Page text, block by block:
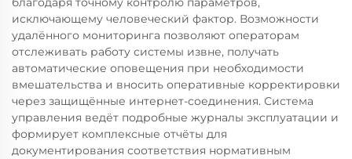
исключающему человеческий фактор. Возможности
удалённого мониторинга позволяют операторам
отслеживать работу системы извне, получать
автоматические оповещения при необходимости
вмешательства и вносить оперативные корректировки
через защищённые интернет-соединения. Система
управления ведёт подробные журналы эксплуатации и
формирует комплексные отчёты для
документирования соответствия нормативным